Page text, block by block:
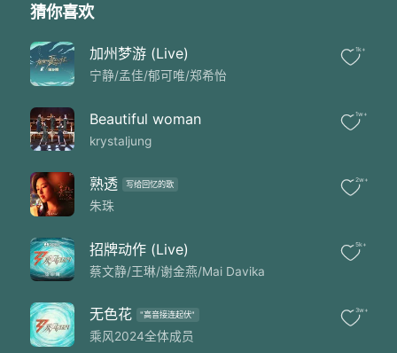
猜你喜欢
加州梦游 (Live)
宁静/孟佳/郁可唯/郑希怡
1k+
Beautiful woman
krystaljung
1w+
熟透 写给回忆的歌
朱珠
2w+
招牌动作 (Live)
蔡文静/王琳/谢金燕/Mai Davika
5k+
无色花 "高音接连起伏"
乘风2024全体成员
3w+